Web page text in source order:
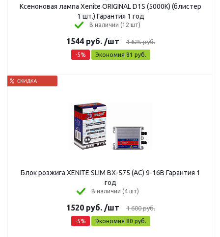
Ксеноновая лампа Xenite ORIGINAL D1S (5000K) (блистер
1 шт.) Гарантия 1 год
В наличии (12 шт)
1544руб. /шт 1 625руб.
-5% Экономия 81 руб.
Блок розжига XENITE SLIM BX-575 (AC) 9-16В Гарантия 1
год
В наличии (4 шт)
1520руб. /шт 1 600руб.
-5% Экономия 80 руб.